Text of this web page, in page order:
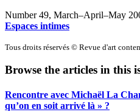
Number 49, March–April–May
Espaces intimes
Tous droits réservés © Revue d'art
Browse the articles in this
Rencontre avec Michaël La
qu’on en soit arrivé là » ?